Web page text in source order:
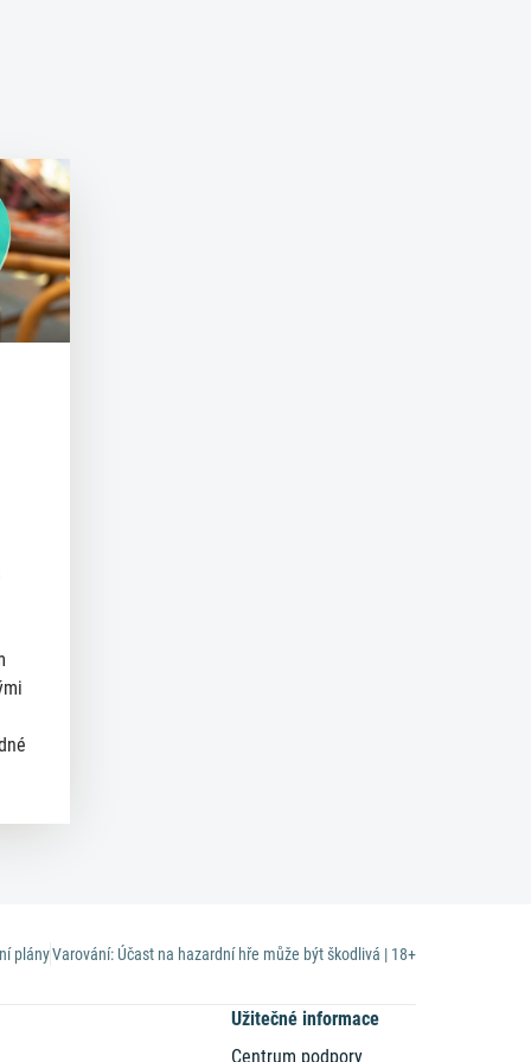
plányVarování: Účast na hazardní hře může být škodlivá | 18+
Užitečné informace
Centrum podpory